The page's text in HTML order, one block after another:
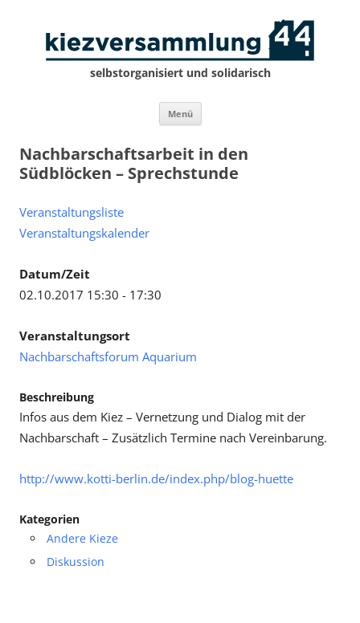
selbstorganisiert und solidarisch
Menü Zum
springen
Nachbarschaftsarbeit in den
Südblöcken – Sprechstunde
Veranstaltungsliste
Veranstaltungskalender
Datum/Zeit
02.10.2017 15:30 - 17:30
Veranstaltungsort
Nachbarschaftsforum Aquarium
Beschreibung
Infos aus dem Kiez – Vernetzung und Dialog mit der
Nachbarschaft – Zusätzlich Termine nach Vereinbarung.
http://www.kotti-berlin.de/index.php/blog-huette
Kategorien
Andere Kieze
Diskussion